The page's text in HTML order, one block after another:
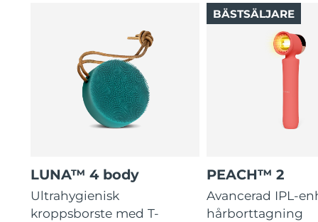
LUNA™ 4 body
Ultrahygienisk
kroppsborste med T-
PEACH™ 2
Avancerad IPL-
hårborttagning
BÄSTSÄLJARE